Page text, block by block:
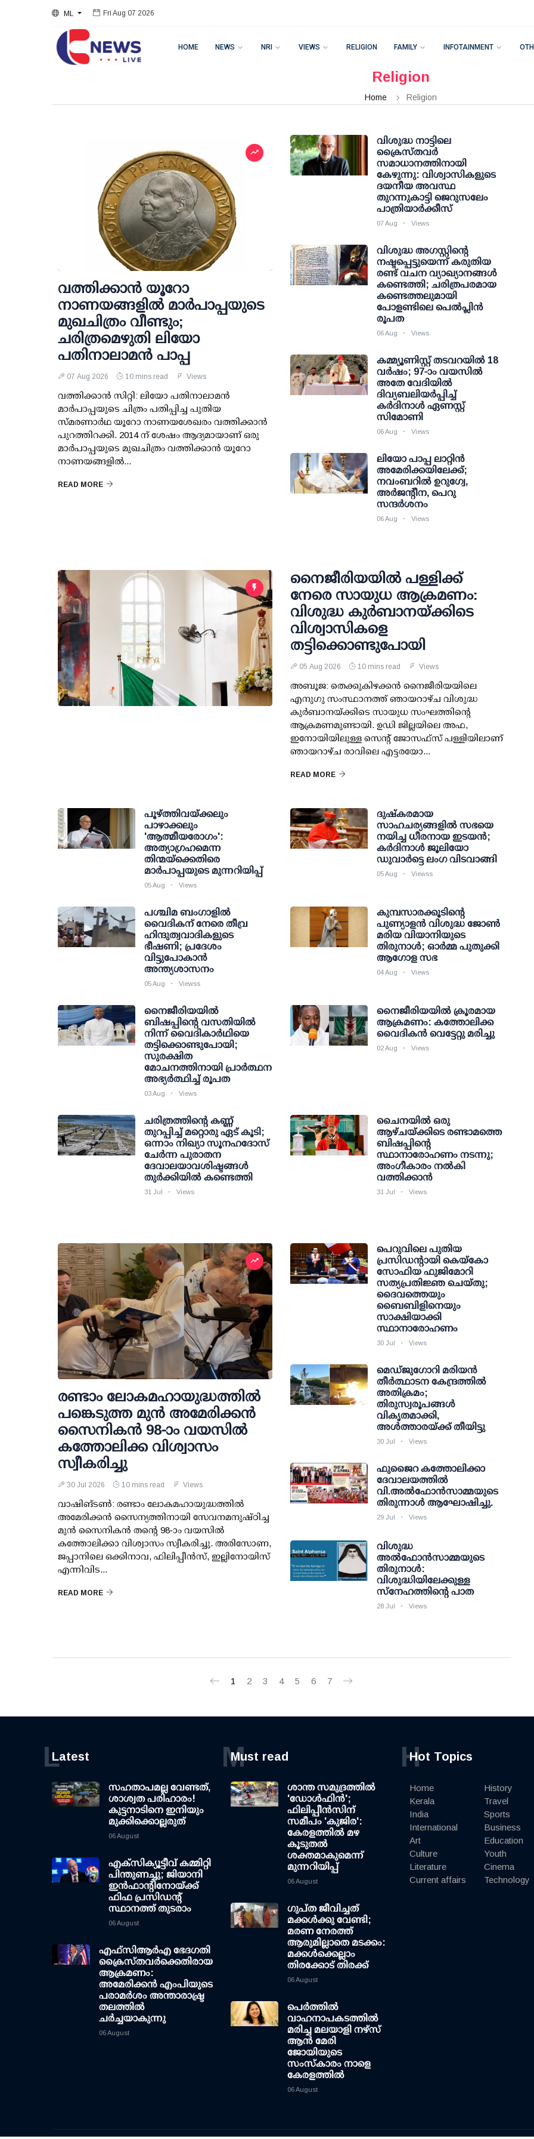
ML Fri Aug 07 2026
HOME NEWS NRI VIEWS RELIGION FAMILY INFOTAINMENT
Religion
Home Religion
വത്തിക്കാൻ യൂറോ
നാണയങ്ങളിൽ മാർപാപ്പയുടെ
മുഖചിത്രം വീണ്ടും;
ചരിത്രമെഴുതി ലിയോ
പതിനാലാമൻ പാപ്പ
07 Aug 2026 10 mins read Views
വത്തിക്കാൻ സിറ്റി: ലിയോ പതിനാലാമൻ
മാർപാപ്പയുടെ ചിത്രം പതിപ്പിച്ച പുതിയ
സ്മരണാർഥ യൂറോ നാണയശേഖരം വത്തിക്കാൻ
പുറത്തിറക്കി. 2014 ന് ശേഷം ആദ്യമായാണ് ഒരു
മാർപാപ്പയുടെ മുഖചിത്രം വത്തിക്കാൻ യൂറോ
നാണയങ്ങളിൽ...
READ MORE
വിശുദ്ധ നാട്ടിലെ
ക്രൈസ്തവർ
സമാധാനത്തിനായി
കേഴുന്നു: വിശ്വാസികളുടെ
ദയനീയ അവസ്ഥ
തുറന്നുകാട്ടി ജെറുസലേം
പാത്രിയാർക്കീസ്
07 Aug Views
വിശുദ്ധ അഗസ്റ്റിന്റെ
നഷ്ടപ്പെട്ടുയെന്ന് കരുതിയ
രണ്ട് വചന വ്യാഖ്യാനങ്ങൾ
കണ്ടെത്തി; ചരിത്രപരമായ
കണ്ടെത്തലുമായി
പോളണ്ടിലെ പെൽപ്ലിൻ
രൂപത
06 Aug Views
കമ്മ്യൂണിസ്റ്റ് തടവറയില്‍ 18
വര്‍ഷം; 97-ാം വയസില്‍
അതേ വേദിയില്‍
ദിവ്യബലിയര്‍പ്പിച്ച്
കര്‍ദിനാള്‍ ഏണസ്റ്റ്
സിമോണി
06 Aug Views
ലിയോ പാപ്പ ലാറ്റിൻ
അമേരിക്കയിലേക്ക്;
നവംബറിൽ ഉറുഗ്വേ,
അർജന്റീന, പെറു
സന്ദർശനം
06 Aug Views
നൈജീരിയയിൽ പള്ളിക്ക്
നേരെ സായുധ ആക്രമണം:
വിശുദ്ധ കുർബാനയ്ക്കിടെ
വിശ്വാസികളെ
തട്ടിക്കൊണ്ടുപോയി
05 Aug 2026 10 mins read Views
അബൂജ: തെക്കുകിഴക്കൻ നൈജീരിയയിലെ
എനുഗു സംസ്ഥാനത്ത് ഞായറാഴ്ച വിശുദ്ധ
കുർബാനയ്ക്കിടെ സായുധ സംഘത്തിന്റെ
ആക്രമണമുണ്ടായി. ഉഡി ജില്ലയിലെ അഫ,
ഇനോയിയിലുള്ള സെന്റ് ജോസഫ്സ് പള്ളിയിലാണ്
ഞായറാഴ്ച രാവിലെ എട്ടരയോ...
READ MORE
പൂഴ്ത്തിവയ്ക്കലും
പാഴാക്കലും
'ആത്മീയരോഗം':
അത്യാഗ്രഹമെന്ന
തിന്മയ്ക്കെതിരെ
മാർപാപ്പയുടെ മുന്നറിയിപ്പ്
05 Aug Views
ദുഷ്കരമായ
സാഹചര്യങ്ങളിൽ സഭയെ
നയിച്ച ധീരനായ ഇടയൻ;
കർദിനാൾ ജൂലിയോ
ഡുവാർട്ടെ ലംഗ വിടവാങ്ങി
05 Aug Viewss
പശ്ചിമ ബംഗാളിൽ
വൈദികന് നേരെ തീവ്ര
ഹിന്ദുത്വവാദികളുടെ
ഭീഷണി; പ്രദേശം
വിട്ടുപോകാൻ
അന്ത്യശാസനം
05 Aug Viewss
കുമ്പസാരക്കൂടിന്റെ
പുണ്യാളന്‍ വിശുദ്ധ ജോണ്‍
മരിയ വിയാനിയുടെ
തിരുനാള്‍; ഓര്‍മ്മ പുതുക്കി
ആഗോള സഭ
04 Aug Views
നൈജീരിയയിൽ
ബിഷപ്പിന്റെ വസതിയിൽ
നിന്ന് വൈദികാർഥിയെ
തട്ടിക്കൊണ്ടുപോയി;
സുരക്ഷിത
മോചനത്തിനായി പ്രാർത്ഥന
അഭ്യർത്ഥിച്ച് രൂപത
03 Aug Views
നൈജീരിയയില്‍ ക്രൂരമായ
ആക്രമണം: കത്തോലിക്ക
വൈദികന്‍ വെട്ടേറ്റു മരിച്ചു
02 Aug Views
ചരിത്രത്തിന്റെ കണ്ണ്
തുറപ്പിച്ച് മറ്റൊരു ഏട് കൂടി;
ഒന്നാം നിഖ്യാ സൂനഹദോസ്
ചേർന്ന പുരാതന
ദേവാലയാവശിഷ്ടങ്ങൾ
തുർക്കിയിൽ കണ്ടെത്തി
31 Jul Views
ചൈനയില്‍ ഒരു
ആഴ്ചയ്ക്കിടെ രണ്ടാമത്തെ
ബിഷപ്പിന്റെ
സ്ഥാനാരോഹണം നടന്നു;
അംഗീകാരം നൽകി
വത്തിക്കാൻ
31 Jul Views
രണ്ടാം ലോകമഹായുദ്ധത്തിൽ
പങ്കെടുത്ത മുൻ അമേരിക്കൻ
സൈനികൻ 98-ാം വയസിൽ
കത്തോലിക്ക വിശ്വാസം
സ്വീകരിച്ചു
30 Jul 2026 10 mins read Views
വാഷിങ്ടൺ: രണ്ടാം ലോകമഹായുദ്ധത്തിൽ
അമേരിക്കൻ സൈന്യത്തിനായി സേവനമനുഷ്ഠിച്ച
മുൻ സൈനികൻ തന്റെ 98-ാം വയസിൽ
കത്തോലിക്കാ വിശ്വാസം സ്വീകരിച്ചു. അരിസോണ,
ജപ്പാനിലെ ഒക്കിനാവ, ഫിലിപ്പീൻസ്, ഇല്ലിനോയിസ്
എന്നിവിട...
READ MORE
പെറുവിലെ പുതിയ
പ്രസിഡന്റായി കെയ്‌കോ
സോഫിയ ഫുജിമോറി
സത്യപ്രതിജ്ഞ ചെയ്തു;
ദൈവത്തെയും
ബൈബിളിനെയും
സാക്ഷിയാക്കി
സ്ഥാനാരോഹണം
30 Jul Views
മെഡ്‌ജുഗോറി മരിയൻ
തീർത്ഥാടന കേന്ദ്രത്തിൽ
അതിക്രമം;
തിരുസ്വരൂപങ്ങൾ
വികൃതമാക്കി,
അൾത്താരയ്ക്ക് തീയിട്ടു
30 Jul Views
ഫുജൈറ കത്തോലിക്കാ
ദേവാലയത്തിൽ
വി.അൽഫോൻസാമ്മയുടെ
തിരുന്നാൾ ആഘോഷിച്ചു.
29 Jul Views
വിശുദ്ധ
അൽഫോൻസാമ്മയുടെ
തിരുനാൾ:
വിശുദ്ധിയിലേക്കുള്ള
സ്നേഹത്തിന്റെ പാത
28 Jul Views
1 2 3 4 5 6 7
Latest
L
സഹതാപമല്ല വേണ്ടത്,
ശാശ്വത പരിഹാരം!
കുട്ടനാടിനെ ഇനിയും
മുക്കിക്കൊല്ലരുത്
06 August
എക്സിക്യൂട്ടീവ് കമ്മിറ്റി
പിന്തുണച്ചു; ജിയാനി
ഇന്‍ഫാന്റിനോയ്ക്ക്
ഫിഫ പ്രസിഡന്റ്
സ്ഥാനത്ത് തുടരാം
06 August
എഫ്‌സി‌ആര്‍‌എ ഭേദഗതി
ക്രൈസ്തവർക്കെതിരായ
ആക്രമണം:
അമേരിക്കൻ എംപിയുടെ
പരാമർശം അന്താരാഷ്ട്ര
തലത്തിൽ
ചർച്ചയാകുന്നു
06 August
Must read
M
ശാന്ത സമുദ്രത്തില്‍
'ഡോള്‍ഫിന്‍';
ഫിലിപ്പീന്‍സിന്
സമീപം 'കുജിര':
കേരളത്തില്‍ മഴ
കൂടുതല്‍
ശക്തമാകുമെന്ന്
മുന്നറിയിപ്പ്
06 August
ഗുപ്ത ജീവിച്ചത്
മക്കള്‍ക്കു വേണ്ടി;
മരണ നേരത്ത്
ആരുമില്ലാതെ മടക്കം:
മക്കള്‍ക്കെല്ലാം
തിരക്കോട് തിരക്ക്
06 August
പെർത്തിൽ
വാഹനാപകടത്തിൽ
മരിച്ച മലയാളി നഴ്സ്
ആൻ മേരി
ജോയിയുടെ
സംസ്കാരം നാളെ
കേരളത്തിൽ
06 August
Hot Topics
H
Home
Kerala
India
International
Art
Culture
Literature
Current affairs
History
Travel
Sports
Business
Education
Youth
Cinema
Technology